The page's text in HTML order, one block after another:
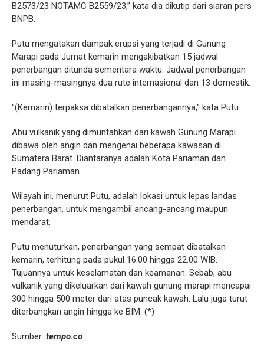
B2573/23 NOTAMC B2559/23,” kata dia dikutip dari siaran pers
BNPB.
Putu mengatakan dampak erupsi yang terjadi di Gunung
Marapi pada Jumat kemarin mengakibatkan 15 jadwal
penerbangan ditunda sementara waktu. Jadwal penerbangan
ini masing-masingnya dua rute internasional dan 13 domestik.
"(Kemarin) terpaksa dibatalkan penerbangannya," kata Putu.
Abu vulkanik yang dimuntahkan dari kawah Gunung Marapi
dibawa oleh angin dan mengenai beberapa kawasan di
Sumatera Barat. Diantaranya adalah Kota Pariaman dan
Padang Pariaman.
Wilayah ini, menurut Putu, adalah lokasi untuk lepas landas
penerbangan, untuk mengambil ancang-ancang maupun
mendarat.
Putu menuturkan, penerbangan yang sempat dibatalkan
kemarin, terhitung pada pukul 16.00 hingga 22.00 WIB.
Tujuannya untuk keselamatan dan keamanan. Sebab, abu
vulkanik yang dikeluarkan dari kawah gunung marapi mencapai
300 hingga 500 meter dari atas puncak kawah. Lalu juga turut
diterbangkan angin hingga ke BIM. (*)
Sumber: tempo.co